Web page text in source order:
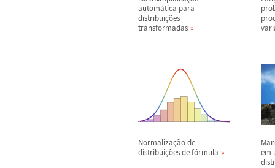
automática para
distribuições
transformadas
vari
Normalização de
distribuições de fórmula
em